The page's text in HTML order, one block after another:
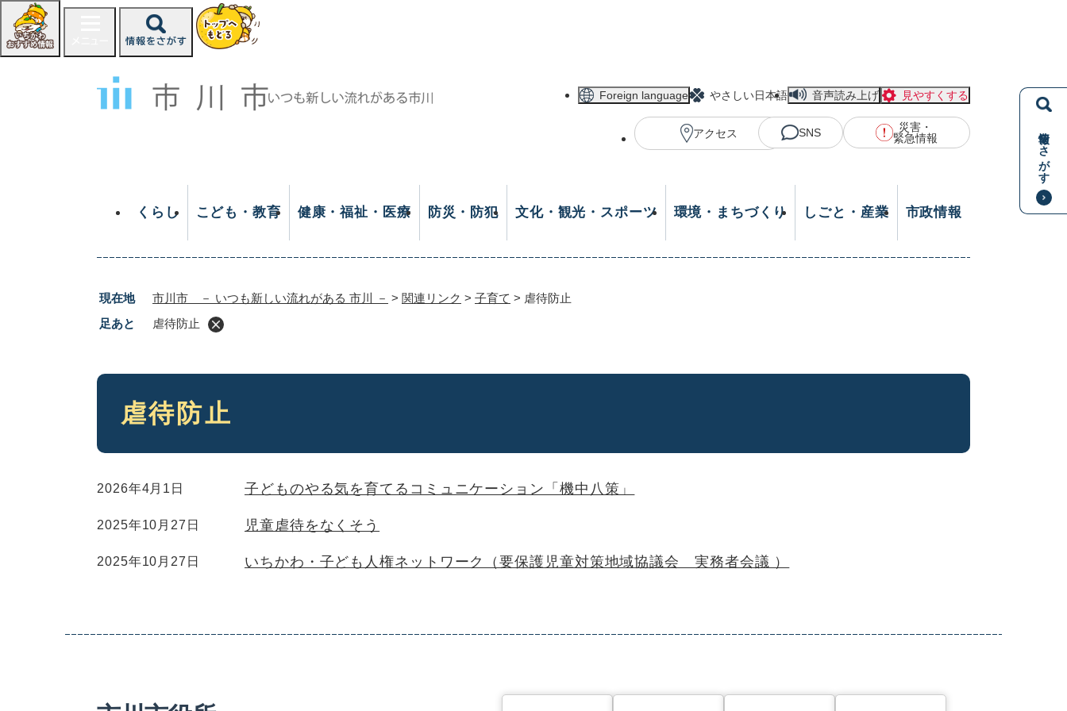
ジ
情報をさがす
Foreign language やさしい日本語 音声読み上げ 見やすくする
アクセス SNS
災害・
緊急情報
くらし こども・教育 健康・福祉・医療 防災・防犯 文化・観光・スポーツ 環境・まちづくり しごと・産業 市政情報
現在地 市川市 － いつも新しい流れがある 市川 － > 関連リンク > 子育て > 虐待防止
足あと
虐待防止
本
虐待防止
2026年4月1日 子どものやる気を育てるコミュニケーション「機中八策」
2025年10月27日 児童虐待をなくそう
2025年10月27日 いちかわ・子ども人権ネットワーク（要保護児童対策地域協議会 実務者会議 ）